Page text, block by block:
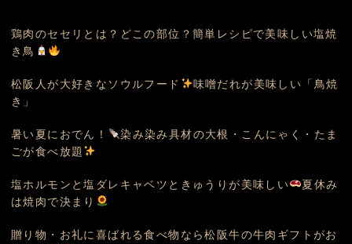
鶏肉のセセリとは？どこの部位？簡単レシピで美味しい塩焼
き鳥
松阪人が大好きなソウルフード
味噌だれが美味しい「鳥焼
き」
暑い夏におでん！
染み染み具材の大根・こんにゃく・たま
ごが食べ放題
塩ホルモンと塩ダレキャベツときゅうりが美味しい
夏休み
は焼肉で決まり
贈り物・お礼に喜ばれる食べ物なら松阪牛の牛肉ギフトがお